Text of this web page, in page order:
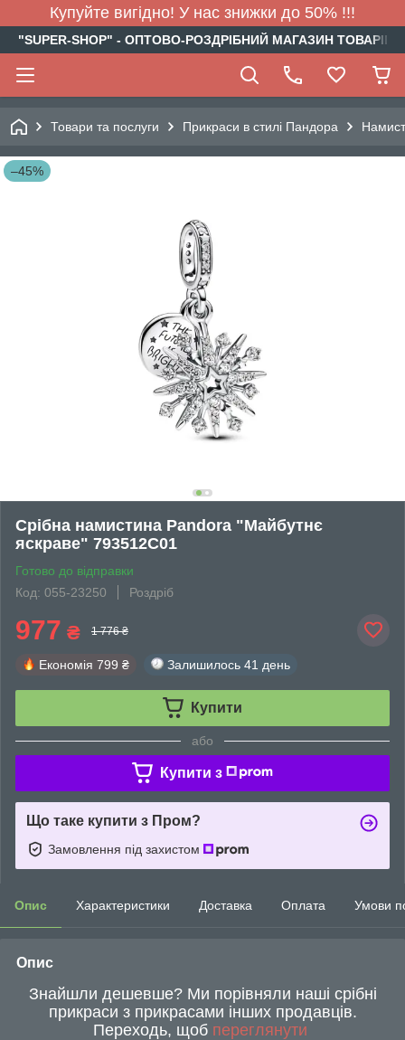
Купуйте вигідно! У нас знижки до 50% !!!
"SUPER-SHOP" - ОПТОВО-РОЗДРІБНИЙ МАГАЗИН
Товари та послуги Прикраси в стилі Пандора
–45%
Срібна намистина Pandora "Майбутнє
яскраве" 793512C01
Готово до відправки
Код: 055-23250
Роздріб
977 ₴ 1 776 ₴
Економія 799 ₴ Залишилось 41 день
Купити
або
Купити з
Що таке купити з Пром?
Замовлення під захистом
Опис Характеристики Доставка Оплата Умови
Опис
Знайшли дешевше? Ми порівняли наші срібні
прикраси з прикрасами інших продавців.
Переходь, щоб переглянути